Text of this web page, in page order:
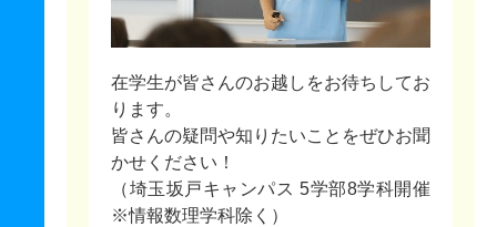
在学生が皆さんのお越しをお待ちしてお
ります。
皆さんの疑問や知りたいことをぜひお聞
かせください！
（埼玉坂戸キャンパス 5学部8学科開催
※情報数理学科除く）